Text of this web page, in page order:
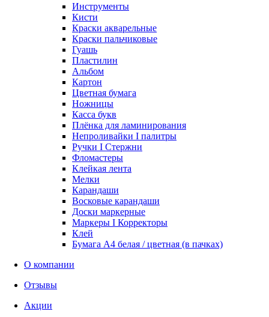
Инструменты
Кисти
Краски акварельные
Краски пальчиковые
Гуашь
Пластилин
Альбом
Картон
Цветная бумага
Ножницы
Касса букв
Плёнка для ламинирования
Непроливайки I палитры
Ручки I Стержни
Фломастеры
Клейкая лента
Мелки
Карандаши
Восковые карандаши
Доски маркерные
Маркеры I Корректоры
Клей
Бумага А4 белая / цветная (в пачках)
О компании
Отзывы
Акции